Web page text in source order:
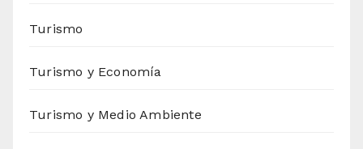
Turismo
Turismo y Economía
Turismo y Medio Ambiente